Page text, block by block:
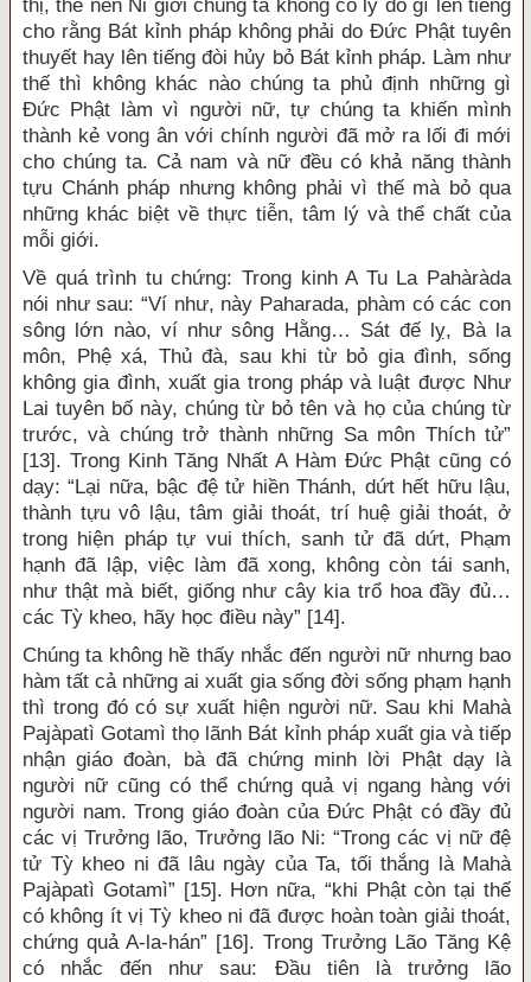
thị, thế nên Ni giới chúng ta không có lý do gì lên tiếng
cho rằng Bát kỉnh pháp không phải do Đức Phật tuyên
thuyết hay lên tiếng đòi hủy bỏ Bát kỉnh pháp. Làm như
thế thì không khác nào chúng ta phủ định những gì
Đức Phật làm vì người nữ, tự chúng ta khiến mình
thành kẻ vong ân với chính người đã mở ra lối đi mới
cho chúng ta. Cả nam và nữ đều có khả năng thành
tựu Chánh pháp nhưng không phải vì thế mà bỏ qua
những khác biệt về thực tiễn, tâm lý và thể chất của
mỗi giới.
Về quá trình tu chứng: Trong kinh A Tu La Pahàràda
nói như sau: “Ví như, này Paharada, phàm có các con
sông lớn nào, ví như sông Hằng… Sát đế lỵ, Bà la
môn, Phệ xá, Thủ đà, sau khi từ bỏ gia đình, sống
không gia đình, xuất gia trong pháp và luật được Như
Lai tuyên bố này, chúng từ bỏ tên và họ của chúng từ
trước, và chúng trở thành những Sa môn Thích tử”
[13]. Trong Kinh Tăng Nhất A Hàm Đức Phật cũng có
dạy: “Lại nữa, bậc đệ tử hiền Thánh, dứt hết hữu lậu,
thành tựu vô lậu, tâm giải thoát, trí huệ giải thoát, ở
trong hiện pháp tự vui thích, sanh tử đã dứt, Phạm
hạnh đã lập, việc làm đã xong, không còn tái sanh,
như thật mà biết, giống như cây kia trổ hoa đầy đủ…
các Tỳ kheo, hãy học điều này” [14].
Chúng ta không hề thấy nhắc đến người nữ nhưng bao
hàm tất cả những ai xuất gia sống đời sống phạm hạnh
thì trong đó có sự xuất hiện người nữ. Sau khi Mahà
Pajàpatì Gotamì thọ lãnh Bát kỉnh pháp xuất gia và tiếp
nhận giáo đoàn, bà đã chứng minh lời Phật dạy là
người nữ cũng có thể chứng quả vị ngang hàng với
người nam. Trong giáo đoàn của Đức Phật có đầy đủ
các vị Trưởng lão, Trưởng lão Ni: “Trong các vị nữ đệ
tử Tỳ kheo ni đã lâu ngày của Ta, tối thắng là Mahà
Pajàpatì Gotamì” [15]. Hơn nữa, “khi Phật còn tại thế
có không ít vị Tỳ kheo ni đã được hoàn toàn giải thoát,
chứng quả A-la-hán” [16]. Trong Trưởng Lão Tăng Kệ
có nhắc đến như sau: Đầu tiên là trưởng lão